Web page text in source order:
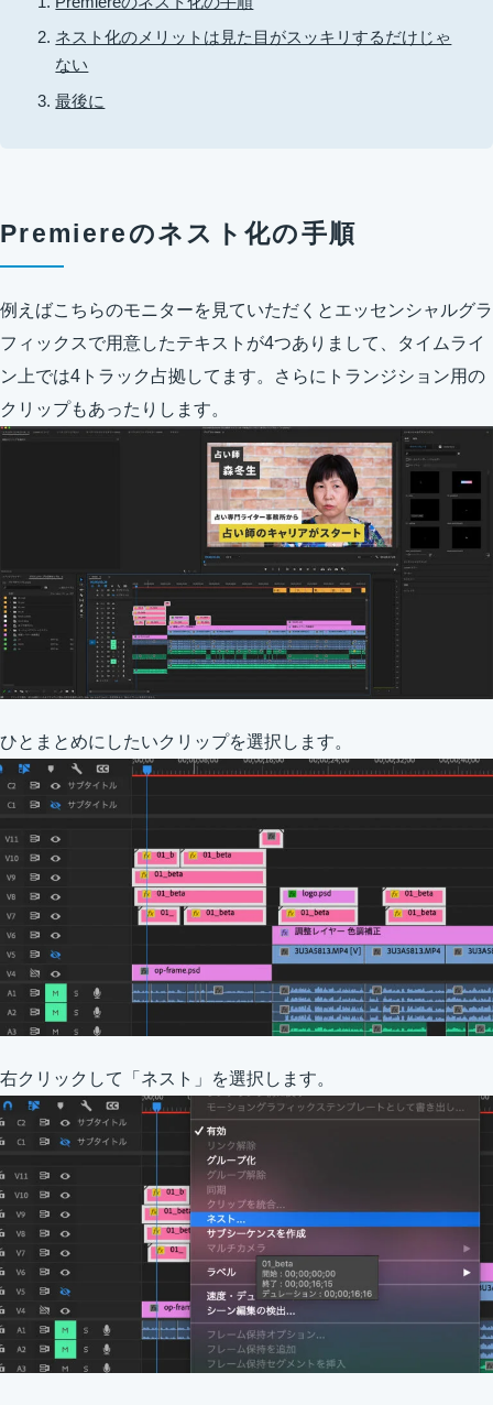
ネスト化のメリットは見た目がスッキリするだけじゃ
ない
最後に
Premiereのネスト化の手順
例えばこちらのモニターを見ていただくとエッセンシャルグラ
フィックスで用意したテキストが4つありまして、タイムライ
ン上では4トラック占拠してます。さらにトランジション用の
クリップもあったりします。
ひとまとめにしたいクリップを選択します。
右クリックして「ネスト」を選択します。